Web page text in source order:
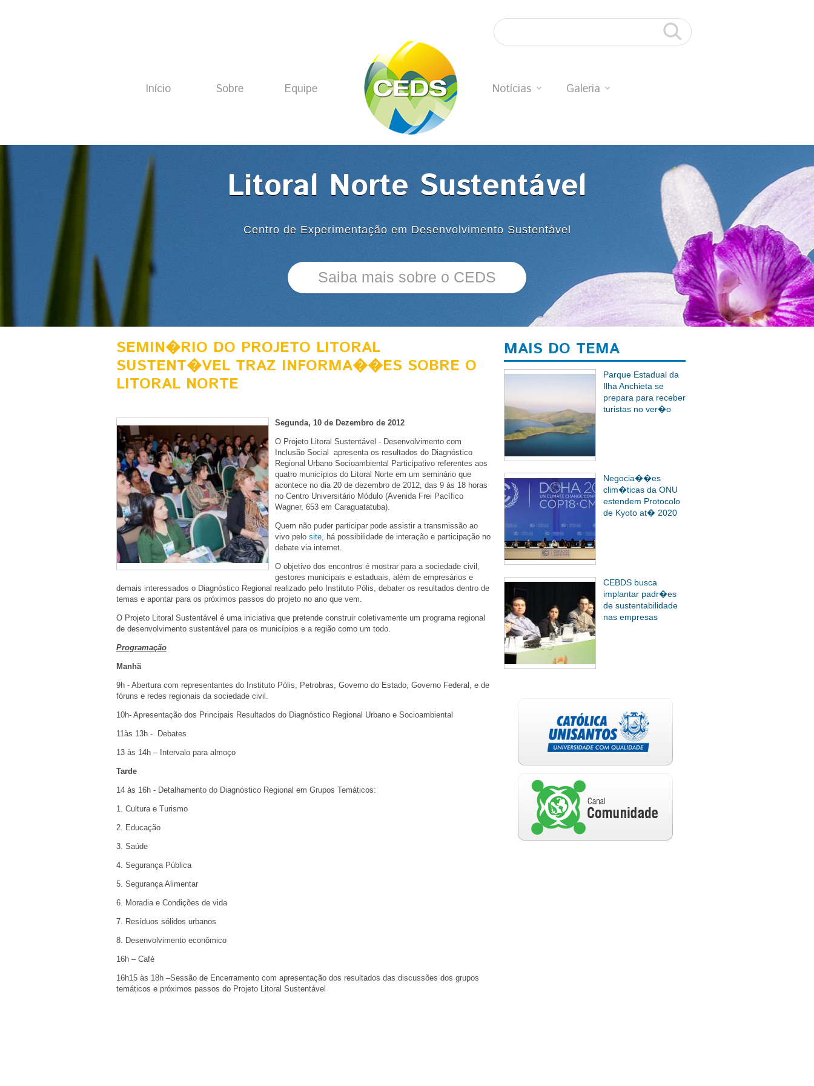
Início Sobre Equipe Notícias Galeria
Litoral Norte Sustentável
Centro de Experimentação em Desenvolvimento Sustentável
Saiba mais sobre o CEDS
SEMIN�RIO DO PROJETO LITORAL
SUSTENT�VEL TRAZ INFORMA��ES SOBRE O
LITORAL NORTE
Segunda, 10 de Dezembro de 2012
O Projeto Litoral Sustentável - Desenvolvimento com
Inclusão Social apresenta os resultados do Diagnóstico
Regional Urbano Socioambiental Participativo referentes aos
quatro municípios do Litoral Norte em um seminário que
acontece no dia 20 de dezembro de 2012, das 9 às 18 horas
no Centro Universitário Módulo (Avenida Frei Pacífico
Wagner, 653 em Caraguatatuba).
Quem não puder participar pode assistir a transmissão ao
vivo pelo site, há possibilidade de interação e participação no
debate via internet.
O objetivo dos encontros é mostrar para a sociedade civil,
gestores municipais e estaduais, além de empresários e
demais interessados o Diagnóstico Regional realizado pelo Instituto Pólis, debater os resultados dentro de
temas e apontar para os próximos passos do projeto no ano que vem.
O Projeto Litoral Sustentável é uma iniciativa que pretende construir coletivamente um programa regional
de desenvolvimento sustentável para os municípios e a região como um todo.
Programação
Manhã
9h - Abertura com representantes do Instituto Pólis, Petrobras, Governo do Estado, Governo Federal, e de
fóruns e redes regionais da sociedade civil.
10h- Apresentação dos Principais Resultados do Diagnóstico Regional Urbano e Socioambiental
11às 13h - Debates
13 às 14h – Intervalo para almoço
Tarde
14 às 16h - Detalhamento do Diagnóstico Regional em Grupos Temáticos:
1. Cultura e Turismo
2. Educação
3. Saúde
4. Segurança Pública
5. Segurança Alimentar
6. Moradia e Condições de vida
7. Resíduos sólidos urbanos
8. Desenvolvimento econômico
16h – Café
16h15 às 18h –Sessão de Encerramento com apresentação dos resultados das discussões dos grupos
temáticos e próximos passos do Projeto Litoral Sustentável
MAIS DO TEMA
Parque Estadual da
Ilha Anchieta se
prepara para receber
turistas no ver�o
Negocia��es
clim�ticas da ONU
estendem Protocolo
de Kyoto at� 2020
CEBDS busca
implantar padr�es
de sustentabilidade
nas empresas